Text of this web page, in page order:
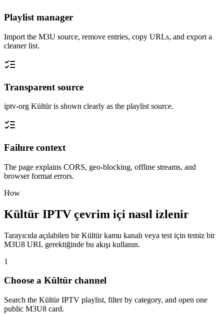
Playlist manager
Import the M3U source, remove entries, copy URLs, and export a
cleaner list.
Transparent source
iptv-org Kültür is shown clearly as the playlist source.
Failure context
The page explains CORS, geo-blocking, offline streams, and
browser format errors.
How
Kültür IPTV çevrim içi nasıl izlenir
Tarayıcıda açılabilen bir Kültür kamu kanalı veya test için temiz bir
M3U8 URL gerektiğinde bu akışı kullanın.
1
Choose a Kültür channel
Search the Kültür IPTV playlist, filter by category, and open one
public M3U8 card.